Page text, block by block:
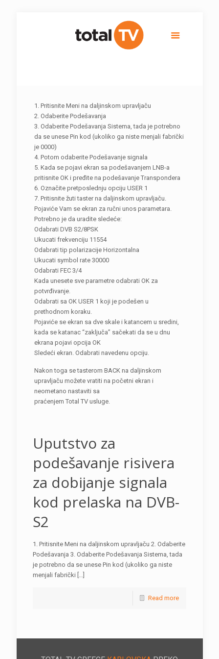
1. Pritisnite Meni na daljinskom upravljaču
2. Odaberite Podešavanja
3. Odaberite Podešavanja Sistema, tada je potrebno
da se unese Pin kod (ukoliko ga niste menjali fabrički
je 0000)
4. Potom odaberite Podešavanje signala
5. Kada se pojavi ekran sa podešavanjem LNB-a
pritisnite OK i pređite na podešavanje Transpondera
6. Označite pretposlednju opciju USER 1
7. Pritisnite žuti taster na daljinskom upravljaču.
Pojaviće Vam se ekran za ručni unos parametara.
Potrebno je da uradite sledeće:
Odabrati DVB S2/8PSK
Ukucati frekvenciju 11554
Odabrati tip polarizacije Horizontalna
Ukucati symbol rate 30000
Odabrati FEC 3/4
Kada unesete sve parametre odabrati OK za
potvrđivanje.
Odabrati sa OK USER 1 koji je podešen u
prethodnom koraku.
Pojaviće se ekran sa dve skale i katancem u sredini,
kada se katanac “zaključa” sačekati da se u dnu
ekrana pojavi opcija OK
Sledeći ekran. Odabrati navedenu opciju.
Nakon toga se tasterom BACK na daljinskom
upravljaču možete vratiti na početni ekran i
neometano nastaviti sa
praćenjem Total TV usluge.
Uputstvo za
podešavanje risivera
za dobijanje signala
kod prelaska na DVB-
S2
1. Pritisnite Meni na daljinskom upravljaču 2. Odaberite
Podešavanja 3. Odaberite Podešavanja Sistema, tada
je potrebno da se unese Pin kod (ukoliko ga niste
menjali fabrički […]
Read more